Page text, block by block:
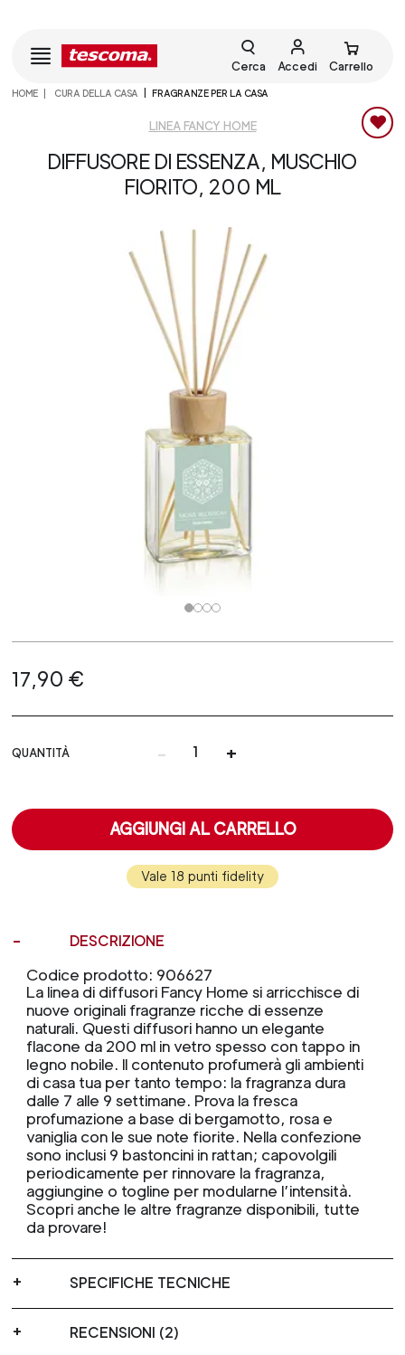
Cerca Accedi Carrello
HOME CURA DELLA CASA FRAGRANZE PER LA CASA
LINEA FANCY HOME
DIFFUSORE DI ESSENZA, MUSCHIO
FIORITO, 200 ML
17,90 €
QUANTITÀ - +
AGGIUNGI AL CARRELLO
Vale 18 punti fidelity
DESCRIZIONE
Codice prodotto: 906627
La linea di diffusori Fancy Home si arricchisce di
nuove originali fragranze ricche di essenze
naturali. Questi diffusori hanno un elegante
flacone da 200 ml in vetro spesso con tappo in
legno nobile. Il contenuto profumerà gli ambienti
di casa tua per tanto tempo: la fragranza dura
dalle 7 alle 9 settimane. Prova la fresca
profumazione a base di bergamotto, rosa e
vaniglia con le sue note fiorite. Nella confezione
sono inclusi 9 bastoncini in rattan; capovolgili
periodicamente per rinnovare la fragranza,
aggiungine o togline per modularne l’intensità.
Scopri anche le altre fragranze disponibili, tutte
da provare!
SPECIFICHE TECNICHE
RECENSIONI (2)